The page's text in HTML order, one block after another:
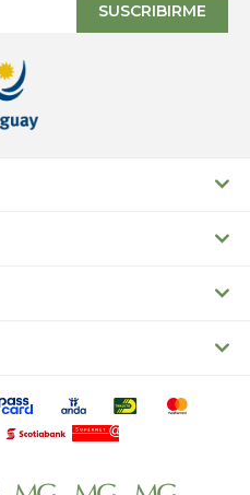
SUSCRIBIRME